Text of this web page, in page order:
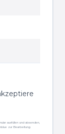
ausfüllen und absenden,
zur Bearbeitung